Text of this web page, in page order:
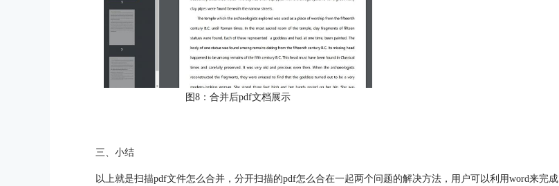
图8：合并后pdf文档展示
三、小结
以上就是扫描pdf文件怎么合并，分开扫描的pdf怎么合在一起两个问题的解决方法，用户可以利用word来完成